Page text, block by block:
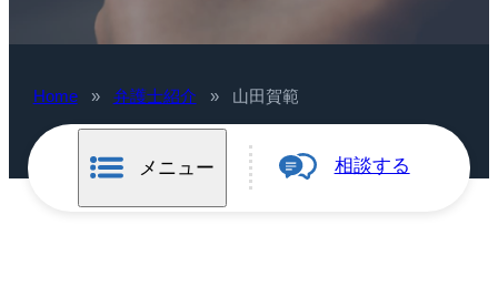
Home » 弁護士紹介 » 山田賀範
メニュー 相談する